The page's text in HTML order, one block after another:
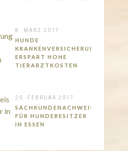
8. MÄRZ 2017
HUNDE
KRANKENVERSICHERUNG
ERSPART HOHE
TIERARZTKOSTEN
20. FEBRUAR 2017
SACHKUNDENACHWEIS
FÜR HUNDEBESITZER
IN ESSEN